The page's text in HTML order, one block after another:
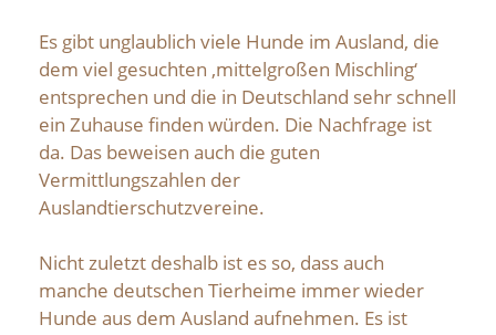
Es gibt unglaublich viele Hunde im Ausland, die
dem viel gesuchten ‚mittelgroßen Mischling‘
entsprechen und die in Deutschland sehr schnell
ein Zuhause finden würden. Die Nachfrage ist
da. Das beweisen auch die guten
Vermittlungszahlen der
Auslandtierschutzvereine.
Nicht zuletzt deshalb ist es so, dass auch
manche deutschen Tierheime immer wieder
Hunde aus dem Ausland aufnehmen. Es ist